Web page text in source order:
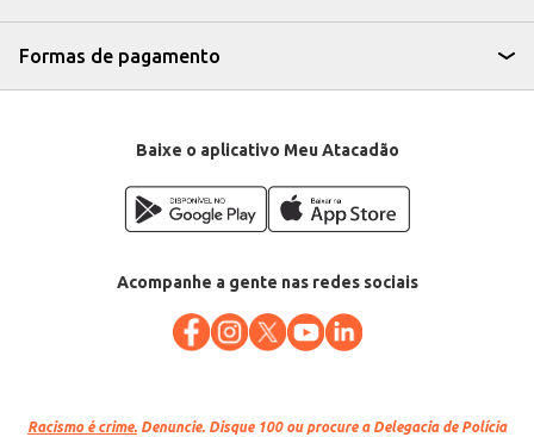
Formas de pagamento
Baixe o aplicativo Meu Atacadão
Acompanhe a gente nas redes sociais
Racismo é crime. Denuncie. Disque 100 ou procure a Delegacia de Polícia